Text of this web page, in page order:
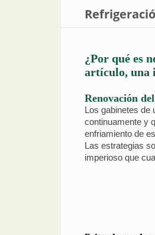
¿Por qué es
artículo, una
Renovación
Los gabinetes de
continuamente y
enfriamiento de
Las estrategias
imperioso que